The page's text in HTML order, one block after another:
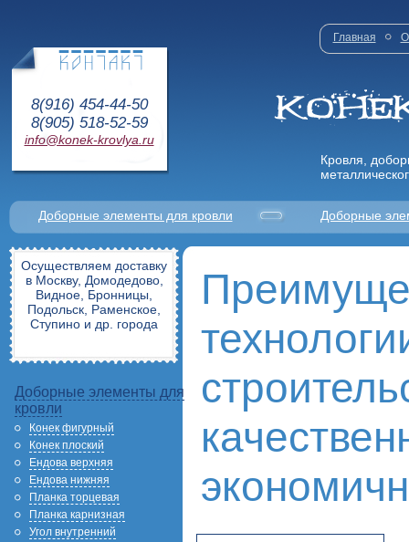
8(916) 454-44-50
8(905) 518-52-59
info@konek-krovlya.ru
Главная О
Кровля,
Доборные элементы для кровли Доборные
Осуществляем доставку
в Москву, Домодедово,
Видное, Бронницы,
Подольск, Раменское,
Ступино и др. города
Доборные элементы для
кровли
Конек фигурный
Конек плоский
Ендова верхняя
Ендова нижняя
Планка торцевая
Планка карнизная
Угол внутренний